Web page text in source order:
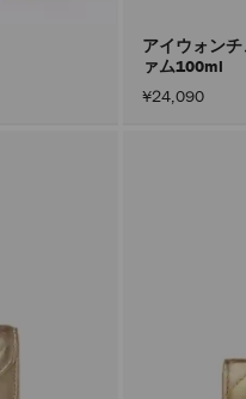
アイウォン
ァム100ml
¥24,090